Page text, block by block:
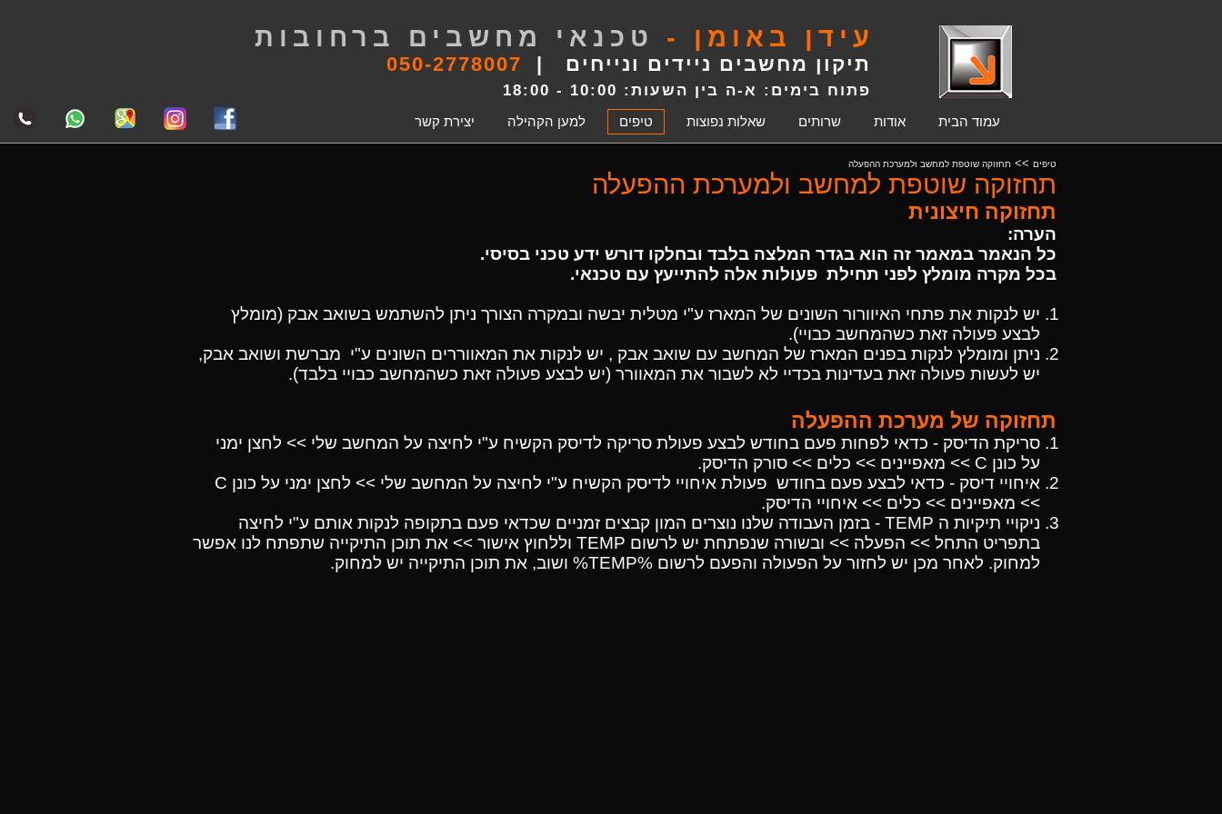
עידן באומן - טכנאי מחשבים ברחובות
תיקון מחשבים ניידים ונייחים | 050-2778007
פתוח בימים: א-ה בין השעות: 10:00 - 18:00
עמוד הבית אודות שרותים שאלות נפוצות טיפים למען הקהילה יצירת קשר
טיפים >> תחזוקה שוטפת למחשב ולמערכת ההפעלה
תחזוקה שוטפת למחשב ולמערכת ההפעלה
תחזוקה חיצונית
הערה:
כל הנאמר במאמר זה הוא בגדר המלצה בלבד ובחלקו דורש ידע טכני בסיסי.
בכל מקרה מומלץ לפני תחילת פעולות אלה להתייעץ עם טכנאי.
יש לנקות את פתחי האיוורור השונים של המארז ע"י מטלית יבשה ובמקרה הצורך ניתן להשתמש בשואב אבק (מומלץ
לבצע פעולה זאת כשהמחשב כבויי).
ניתן ומומלץ לנקות בפנים המארז של המחשב עם שואב אבק , יש לנקות את המאווררים השונים ע"י מברשת ושואב אבק,
יש לעשות פעולה זאת בעדינות בכדיי לא לשבור את המאוורר (יש לבצע פעולה זאת כשהמחשב כבויי בלבד).
תחזוקה של מערכת ההפעלה
סריקת הדיסק - כדאי לפחות פעם בחודש לבצע פעולת סריקה לדיסק הקשיח ע"י לחיצה על המחשב שלי >> לחצן ימני
על כונן C >> מאפיינים >> כלים >> סורק הדיסק.
איחויי דיסק - כדאי לבצע פעם בחודש פעולת איחויי לדיסק הקשיח ע"י לחיצה על המחשב שלי >> לחצן ימני על כונן C
>> מאפיינים >> כלים >> איחויי הדיסק.
ניקויי תיקיות ה TEMP - בזמן העבודה שלנו נוצרים המון קבצים זמניים שכדאי פעם בתקופה לנקות אותם ע"י לחיצה
בתפריט התחל >> הפעלה >> ובשורה שנפתחת יש לרשום TEMP וללחוץ אישור >> את תוכן התיקייה שתפתח לנו אפשר
למחוק. לאחר מכן יש לחזור על הפעולה והפעם לרשום %TEMP% ושוב, את תוכן התיקייה יש למחוק.